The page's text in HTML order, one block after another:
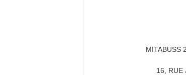
MITABUSS
16, RUE